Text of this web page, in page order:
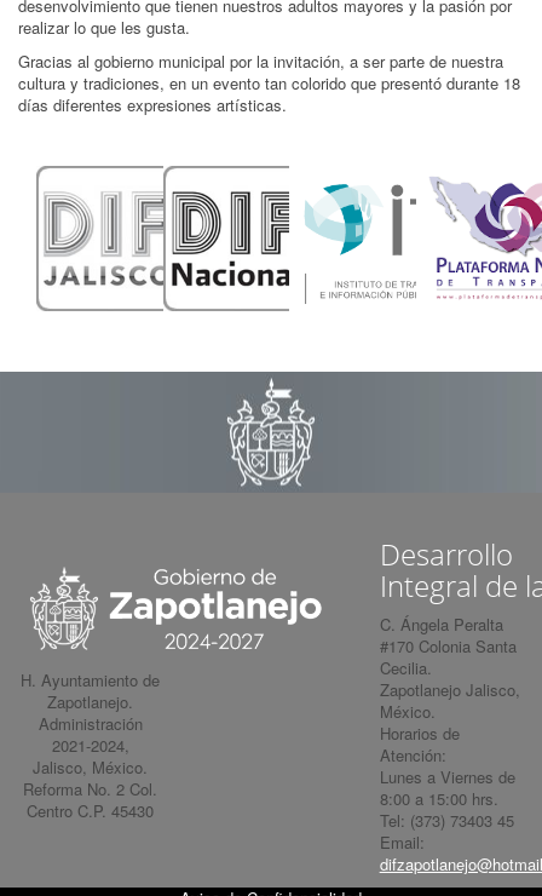
desenvolvimiento que tienen nuestros adultos mayores y la pasión por
realizar lo que les gusta.
Gracias al gobierno municipal por la invitación, a ser parte de nuestra
cultura y tradiciones, en un evento tan colorido que presentó durante 18
días diferentes expresiones artísticas.
H. Ayuntamiento de
Zapotlanejo.
Administración
2021-2024,
Jalisco, México.
Reforma No. 2 Col.
Centro C.P. 45430
Desarrollo
Integral de
C. Ángela Peralta
#170 Colonia Santa
Cecilia.
Zapotlanejo Jalisco,
México.
Horarios de
Atención:
Lunes a Viernes de
8:00 a 15:00 hrs.
Tel: (373) 73403 45
Email: